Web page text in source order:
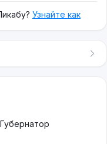
Узнайте как